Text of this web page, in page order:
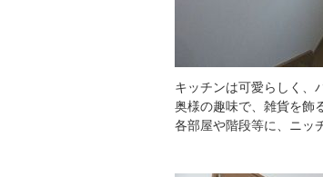
キッチンは可愛らしく、
奥様の趣味で、雑貨を飾
各部屋や階段等に、ニッ